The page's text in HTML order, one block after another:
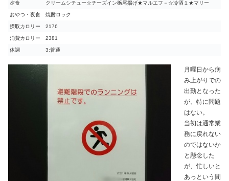
夕食 クリームシチュー☆チーズイン栃尾揚げ★マルエフ－☆冷酒１★マリー
おやつ・夜食 焼酎ロック
摂取カロリー 2176
消費カロリー 2381
体調 3:普通
月曜日から病
み上がりでの
出勤となった
が、特に問題
はない。
当初は通常業
務に戻れない
のではないか
と懸念した
が、忙しいと
あっという間